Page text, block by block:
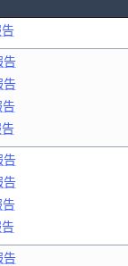
告
告
告
告
告
告
告